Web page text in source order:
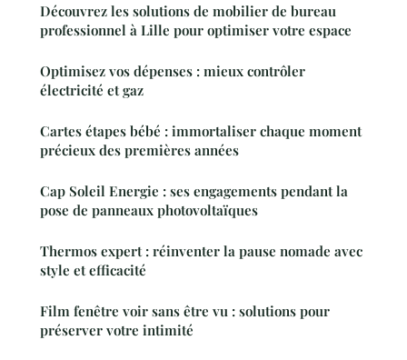
Découvrez les solutions de mobilier de bureau
professionnel à Lille pour optimiser votre espace
Optimisez vos dépenses : mieux contrôler
électricité et gaz
Cartes étapes bébé : immortaliser chaque moment
précieux des premières années
Cap Soleil Energie : ses engagements pendant la
pose de panneaux photovoltaïques
Thermos expert : réinventer la pause nomade avec
style et efficacité
Film fenêtre voir sans être vu : solutions pour
préserver votre intimité